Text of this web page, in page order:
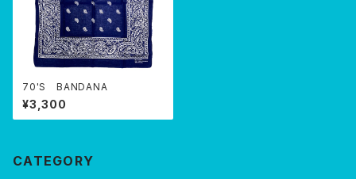
70'S BANDANA
¥3,300
CATEGORY